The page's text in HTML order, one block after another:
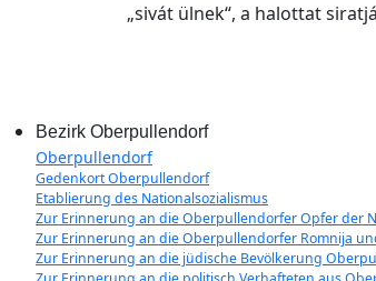
„sivát ülnek“, a halottat
Bezirk Oberpullendorf
Oberpullendorf
Gedenkort Oberpullendorf
Etablierung des Nationalsozialismus
Zur Erinnerung an die Oberpullendorfer Opfer der
Zur Erinnerung an die Oberpullendorfer Romnija
Zur Erinnerung an die jüdische Bevölkerung